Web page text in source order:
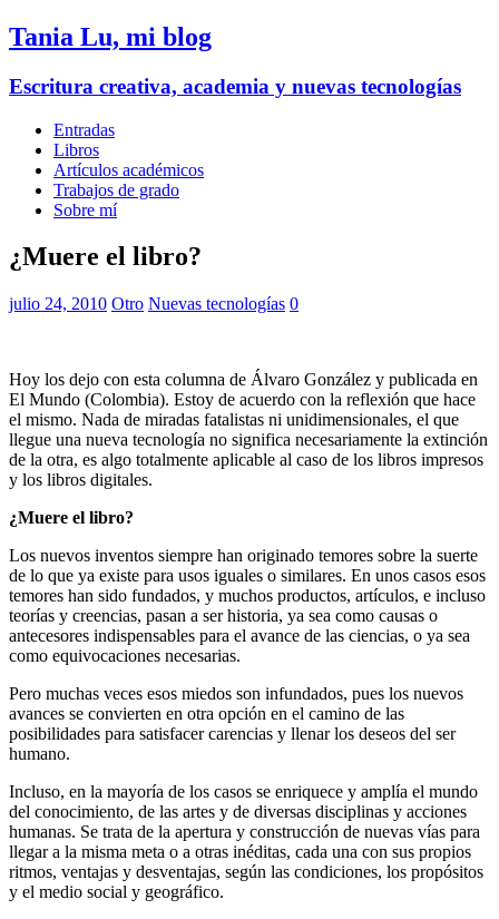
Tania Lu, mi blog
Escritura creativa, academia y nuevas tecnologías
Entradas
Libros
Artículos académicos
Trabajos de grado
Sobre mí
¿Muere el libro?
julio 24, 2010 Otro Nuevas tecnologías 0
Hoy los dejo con esta columna de Álvaro González y publicada en
El Mundo (Colombia). Estoy de acuerdo con la reflexión que hace
el mismo. Nada de miradas fatalistas ni unidimensionales, el que
llegue una nueva tecnología no significa necesariamente la extinción
de la otra, es algo totalmente aplicable al caso de los libros impresos
y los libros digitales.
¿Muere el libro?
Los nuevos inventos siempre han originado temores sobre la suerte
de lo que ya existe para usos iguales o similares. En unos casos esos
temores han sido fundados, y muchos productos, artículos, e incluso
teorías y creencias, pasan a ser historia, ya sea como causas o
antecesores indispensables para el avance de las ciencias, o ya sea
como equivocaciones necesarias.
Pero muchas veces esos miedos son infundados, pues los nuevos
avances se convierten en otra opción en el camino de las
posibilidades para satisfacer carencias y llenar los deseos del ser
humano.
Incluso, en la mayoría de los casos se enriquece y amplía el mundo
del conocimiento, de las artes y de diversas disciplinas y acciones
humanas. Se trata de la apertura y construcción de nuevas vías para
llegar a la misma meta o a otras inéditas, cada una con sus propios
ritmos, ventajas y desventajas, según las condiciones, los propósitos
y el medio social y geográfico.